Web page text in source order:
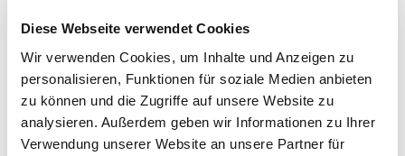
Diese Webseite verwendet Cookies
Wir verwenden Cookies, um Inhalte und Anzeigen zu
personalisieren, Funktionen für soziale Medien anbieten
zu können und die Zugriffe auf unsere Website zu
analysieren. Außerdem geben wir Informationen zu Ihrer
Verwendung unserer Website an unsere Partner für
17.06.2024
18.06.2024
Von der Idee zum Buch